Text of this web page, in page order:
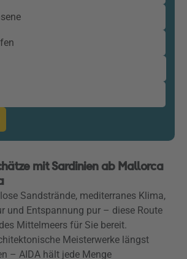
mit Sardinien ab Mallorca
Sandstrände, mediterranes Klima,
und Entspannung pur – diese Route
Mittelmeers für Sie bereit.
Meisterwerke längst
– AIDA hält jede Menge